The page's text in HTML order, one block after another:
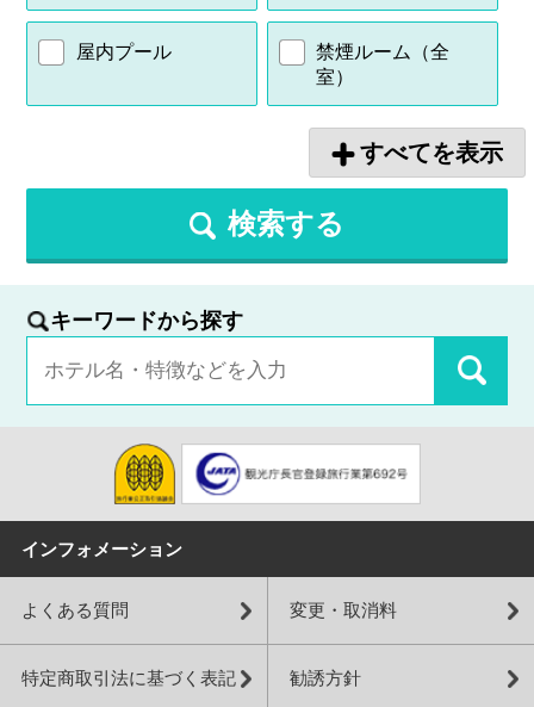
屋内プール
禁煙ルーム（全
室）
すべてを表示
検索する
キーワードから探す
インフォメーション
よくある質問 変更・取消料
特定商取引法に基づく表記 勧誘方針